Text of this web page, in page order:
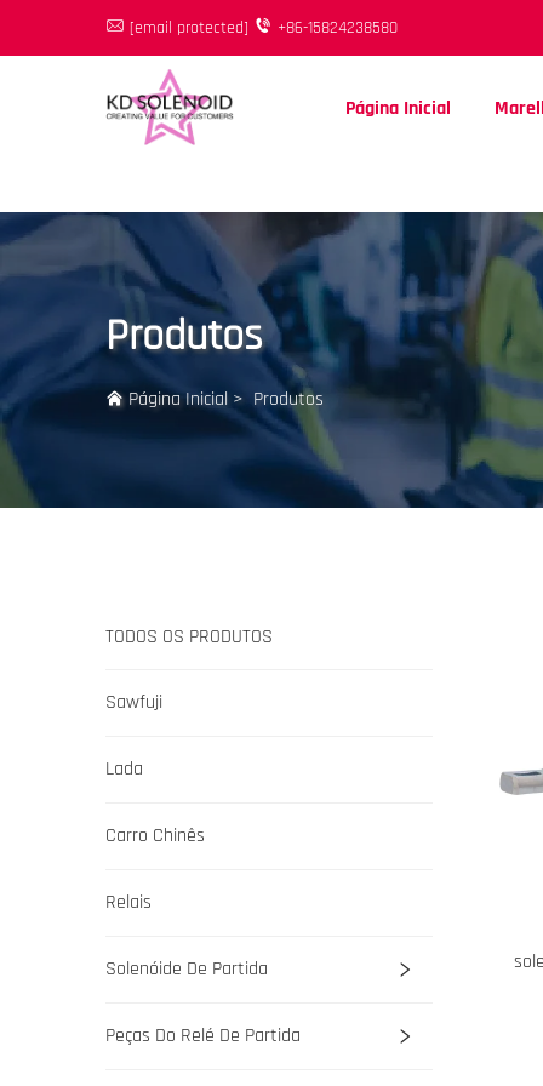
[email protected] +86-15824238580
Página Inicial
Produtos
Página Inicial > Produtos
TODOS OS PRODUTOS
Sawfuji
Lada
Carro Chinês
Relais
Solenóide De Partida
Peças Do Relé De Partida